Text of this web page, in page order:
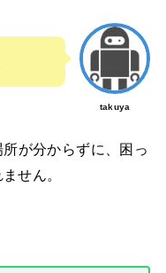
takuya
が分からずに、困っ
せん。